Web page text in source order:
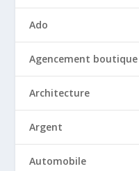
Ado
Agencement boutique
Architecture
Argent
Automobile